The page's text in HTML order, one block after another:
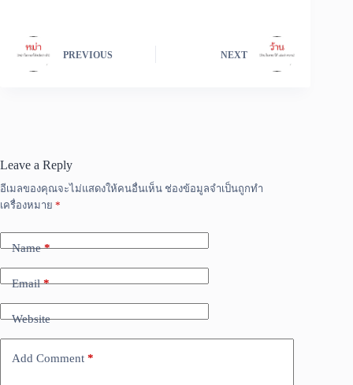
PREVIOUS NEXT
Leave a Reply
อีเมลของคุณจะไม่แสดงให้คนอื่นเห็น ช่องข้อมูลจำเป็นถูกทำ
เครื่องหมาย *
Name*
Email*
Website
Add Comment *